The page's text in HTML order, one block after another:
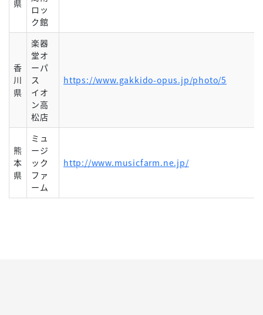
県
ロッ
ク館
香
川
県
楽器
堂オ
ーパ
ス
イオ
ン高
松店
https://www.gakkido-opus.jp/photo/5
熊
本
県
ミュ
ージ
ック
ファ
ーム
http://www.musicfarm.ne.jp/